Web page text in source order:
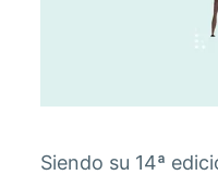
Siendo su 14ª